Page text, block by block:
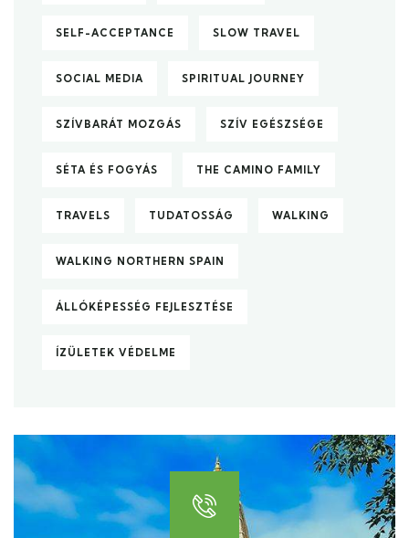
SELF-ACCEPTANCE SLOW TRAVEL
SOCIAL MEDIA SPIRITUAL JOURNEY
SZÍVBARÁT MOZGÁS SZÍV EGÉSZSÉGE
SÉTA ÉS FOGYÁS THE CAMINO FAMILY
TRAVELS TUDATOSSÁG WALKING
WALKING NORTHERN SPAIN
ÁLLÓKÉPESSÉG FEJLESZTÉSE
ÍZÜLETEK VÉDELME